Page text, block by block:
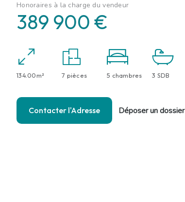
Honoraires à la charge du vendeur
389 900 €
134.00m² 7 pièces 5 chambres 3 SDB
Contacter l'Adresse Déposer un dossier